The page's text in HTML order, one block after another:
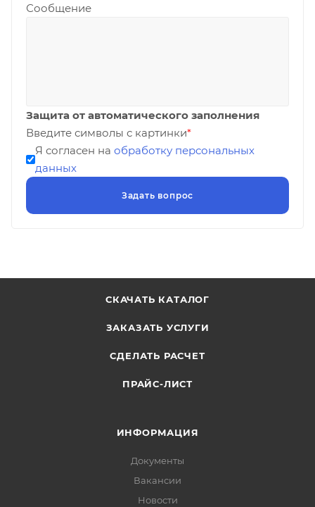
Сообщение
Защита от автоматического заполнения
Введите символы с картинки*
Я согласен на обработку персональных
данных
СКАЧАТЬ КАТАЛОГ
ЗАКАЗАТЬ УСЛУГИ
СДЕЛАТЬ РАСЧЕТ
ПРАЙС-ЛИСТ
ИНФОРМАЦИЯ
Документы
Вакансии
Новости